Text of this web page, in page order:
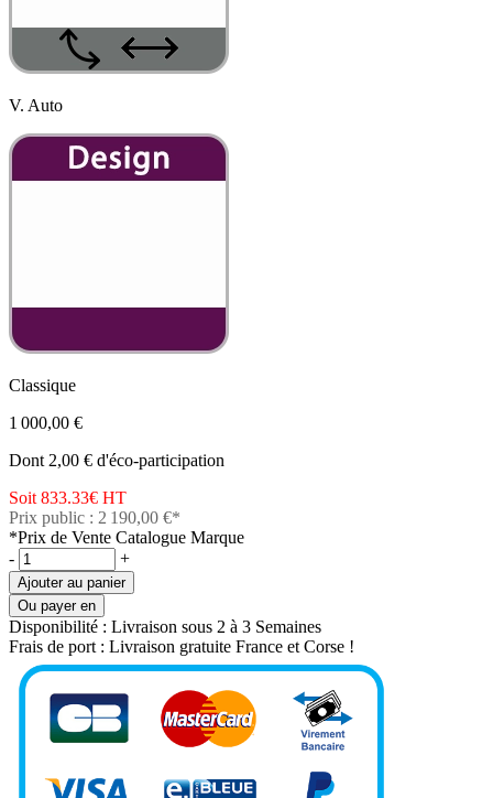
V. Auto
Classique
1 000,00 €
Dont 2,00 € d'éco-participation
Soit 833.33€ HT
Prix public : 2 190,00 €*
*Prix de Vente Catalogue Marque
-
+
Ajouter au panier
Ou payer en
Disponibilité : Livraison sous 2 à 3 Semaines
Frais de port : Livraison gratuite France et Corse !